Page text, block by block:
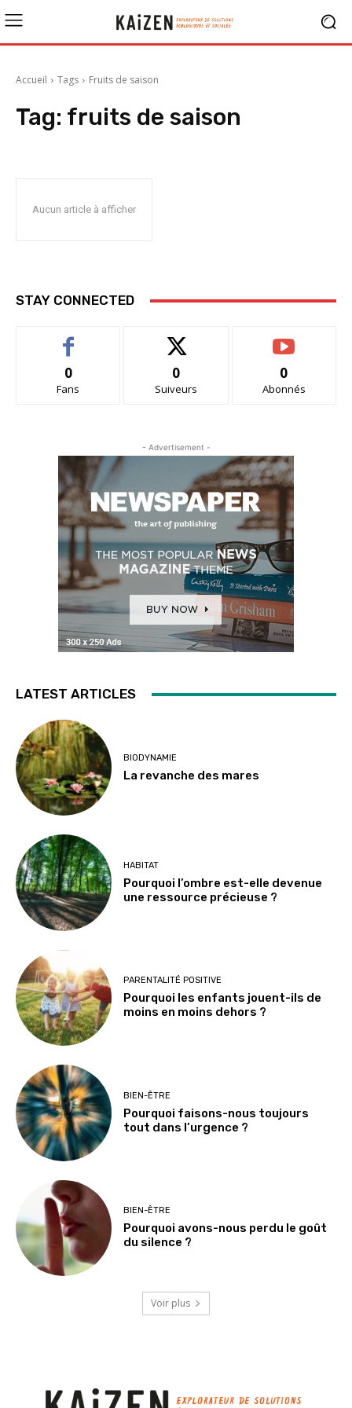
Accueil Tags Fruits de saison
Tag: fruits de saison
Aucun article à afficher
STAY CONNECTED
0
Fans
0
Suiveurs
0
Abonnés
- Advertisement -
LATEST ARTICLES
BIODYNAMIE
La revanche des mares
HABITAT
Pourquoi l’ombre est-elle devenue
une ressource précieuse ?
PARENTALITÉ POSITIVE
Pourquoi les enfants jouent-ils de
moins en moins dehors ?
BIEN-ÊTRE
Pourquoi faisons-nous toujours
tout dans l’urgence ?
BIEN-ÊTRE
Pourquoi avons-nous perdu le goût
du silence ?
Voir plus